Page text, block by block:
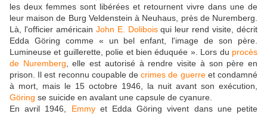
les deux femmes sont libérées et retournent vivre dans une de
leur maison de Burg Veldenstein à Neuhaus, près de Nuremberg.
Là, l'officier américain John E. Doliboisqui leur rend visite, décrit
Edda Göring comme « un bel enfant, l'image de son père.
Lumineuse et guillerette, polie et bien éduquée ». Lors du procès
de Nuremberg , elle est autorisé à rendre visite à son père en
prison. Il est reconnu coupable decrimes de guerreet condamné
à mort, mais le 15 octobre 1946, la nuit avant son exécution,
Göring se suicide en avalant une capsule de cyanure.
En avril 1946, Emmyet Edda Göring vivent dans une petite